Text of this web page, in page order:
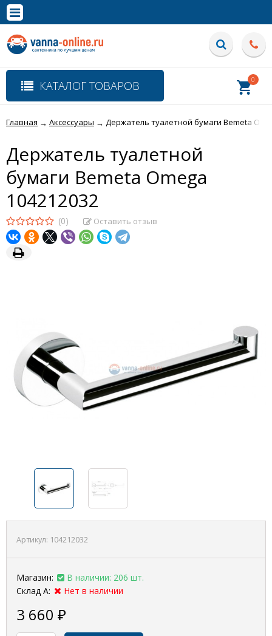
Полная версия сайта
КАТАЛОГ ТОВАРОВ 0
Главная → Аксессуары → Держатель туалетной бумаги Bemeta
Держатель туалетной
бумаги Bemeta Omega
104212032
(0) Оставить отзыв
Артикул: 104212032
Магазин:
В наличии: 206 шт.
Склад А:
Нет в наличии
3 660 ₽